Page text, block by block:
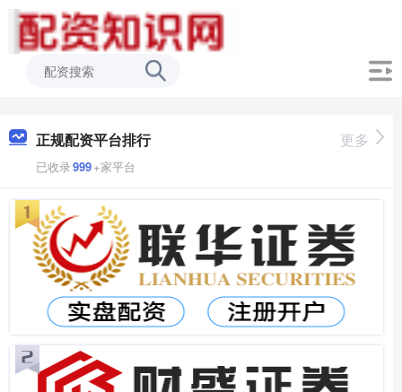
正规配资平台排行
已收录999+家平台
更多